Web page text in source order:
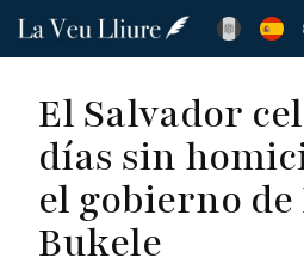
Pasar
principal
El Salvador
días sin
el gobierno de
Bukele